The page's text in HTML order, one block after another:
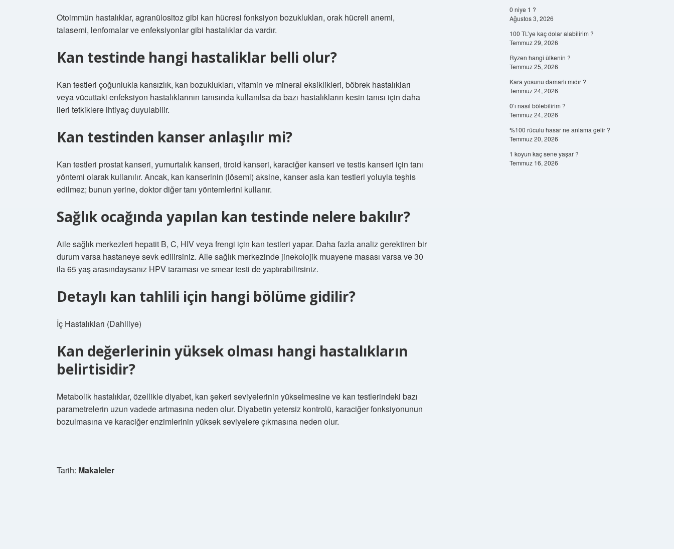
Otoimmün hastalıklar, agranülositoz gibi kan hücresi fonksiyon bozuklukları, orak hücreli anemi,
talasemi, lenfomalar ve enfeksiyonlar gibi hastalıklar da vardır.
Kan testinde hangi hastaliklar belli olur?
Kan testleri çoğunlukla kansızlık, kan bozuklukları, vitamin ve mineral eksiklikleri, böbrek hastalıkları
veya vücuttaki enfeksiyon hastalıklarının tanısında kullanılsa da bazı hastalıkların kesin tanısı için daha
ileri tetkiklere ihtiyaç duyulabilir.
Kan testinden kanser anlaşılır mi?
Kan testleri prostat kanseri, yumurtalık kanseri, tiroid kanseri, karaciğer kanseri ve testis kanseri için tanı
yöntemi olarak kullanılır. Ancak, kan kanserinin (lösemi) aksine, kanser asla kan testleri yoluyla teşhis
edilmez; bunun yerine, doktor diğer tanı yöntemlerini kullanır.
Sağlık ocağında yapılan kan testinde nelere bakılır?
Aile sağlık merkezleri hepatit B, C, HIV veya frengi için kan testleri yapar. Daha fazla analiz gerektiren bir
durum varsa hastaneye sevk edilirsiniz. Aile sağlık merkezinde jinekolojik muayene masası varsa ve 30
ila 65 yaş arasındaysanız HPV taraması ve smear testi de yaptırabilirsiniz.
Detaylı kan tahlili için hangi bölüme gidilir?
İç Hastalıkları (Dahiliye)
Kan değerlerinin yüksek olması hangi hastalıkların
belirtisidir?
Metabolik hastalıklar, özellikle diyabet, kan şekeri seviyelerinin yükselmesine ve kan testlerindeki bazı
parametrelerin uzun vadede artmasına neden olur. Diyabetin yetersiz kontrolü, karaciğer fonksiyonunun
bozulmasına ve karaciğer enzimlerinin yüksek seviyelere çıkmasına neden olur.
Tarih: Makaleler
0 niye 1 ?
Ağustos 3, 2026
100 TL’ye kaç dolar alabilirim ?
Temmuz 29, 2026
Ryzen hangi ülkenin ?
Temmuz 25, 2026
Kara yosunu damarlı mıdır ?
Temmuz 24, 2026
0’ı nasıl bölebilirim ?
Temmuz 24, 2026
%100 rüculu hasar ne anlama gelir ?
Temmuz 20, 2026
1 koyun kaç sene yaşar ?
Temmuz 16, 2026